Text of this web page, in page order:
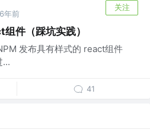
6年前
关注
件（踩坑实践）
发布具有样式的 react组件
...
41